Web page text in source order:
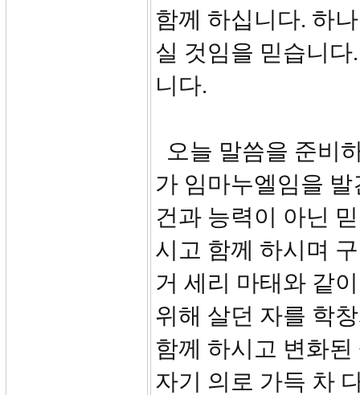
함께 하십니다. 하
실 것임을 믿습니
니다.
오늘 말씀을 준비
가 임마누엘임을
건과 능력이 아닌
시고 함께 하시며
거 세리 마태와 같
위해 살던 자를 학
함께 하시고 변화
자기 의로 가득 차